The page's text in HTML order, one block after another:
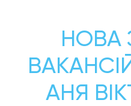
НОВА
АНЯ